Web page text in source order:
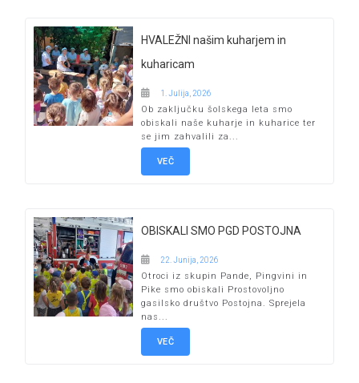
HVALEŽNI našim kuharjem in
kuharicam
1. Julija, 2026
Ob zaključku šolskega leta smo
obiskali naše kuharje in kuharice ter
se jim zahvalili za...
VEČ
OBISKALI SMO PGD POSTOJNA
22. Junija, 2026
Otroci iz skupin Pande, Pingvini in
Pike smo obiskali Prostovoljno
gasilsko društvo Postojna. Sprejela
nas...
VEČ